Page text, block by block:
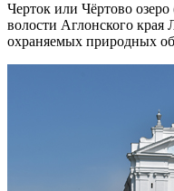
Черток или Чёртово
волости Аглонского
охраняемых природных